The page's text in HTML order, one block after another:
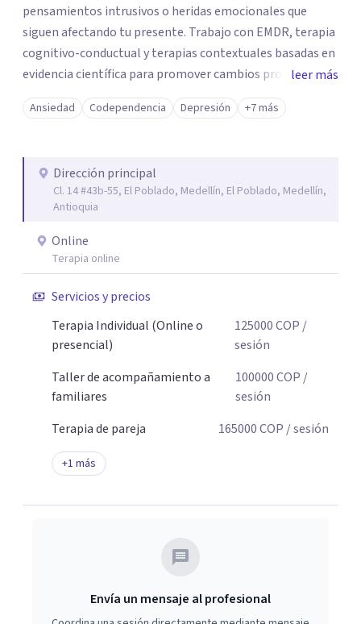
pensamientos intrusivos o heridas emocionales que
siguen afectando tu presente. Trabajo con EMDR, terapia
cognitivo-conductual y terapias contextuales basadas en
evidencia científica para promover cambios profundos y
duraderos. Atiendo adultos, adolescentes, parejas y
familias de forma presencial en Medellín y online, en un
leer más
Ansiedad Codependencia Depresión +7 más
Dirección principal
Cl. 14 #43b-55, El Poblado, Medellín, El Poblado, Medellín,
Antioquia
Online
Terapia online
Servicios y precios
Terapia Individual (Online o
presencial)
125000COP /
sesión
Taller de acompañamiento a
familiares
100000COP /
sesión
Terapia de pareja
165000COP / sesión
+1 más
Envía un mensaje al profesional